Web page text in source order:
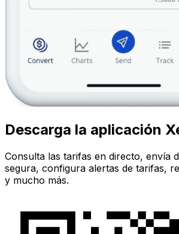
Descarga la aplicación
Consulta las tarifas en directo, envía
segura, configura alertas de tarifas,
y mucho más.